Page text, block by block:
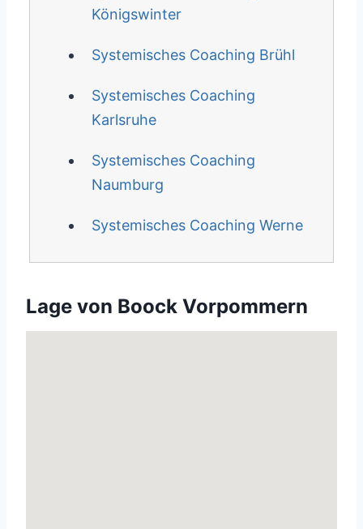
Königswinter
Systemisches Coaching Brühl
Systemisches Coaching
Karlsruhe
Systemisches Coaching
Naumburg
Systemisches Coaching Werne
Lage von Boock Vorpommern